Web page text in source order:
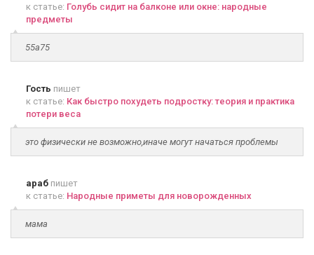
к статье: Голубь сидит на балконе или окне: народные
предметы
55а75
Гость пишет
к статье: Как быстро похудеть подростку: теория и практика
потери веса
это физически не возможно,иначе могут начаться проблемы
араб пишет
к статье: Народные приметы для новорожденных
мама